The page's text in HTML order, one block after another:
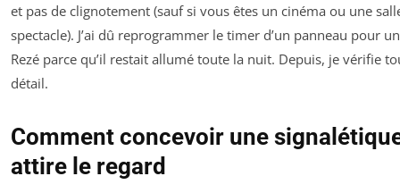
et pas de clignotement (sauf si vous êtes un cinéma ou une
spectacle). J’ai dû reprogrammer le timer d’un panneau pour
Rezé parce qu’il restait allumé toute la nuit. Depuis, je vérifie
détail.
Comment concevoir une
attire le regard